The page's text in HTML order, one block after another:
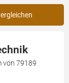
von 79189